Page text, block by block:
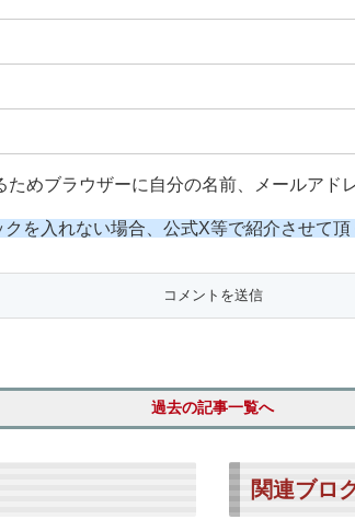
めブラウザーに自分の名前、メールアド
を入れない場合、公式X等で紹介させて頂
過去の記事一覧へ
関連ブロ